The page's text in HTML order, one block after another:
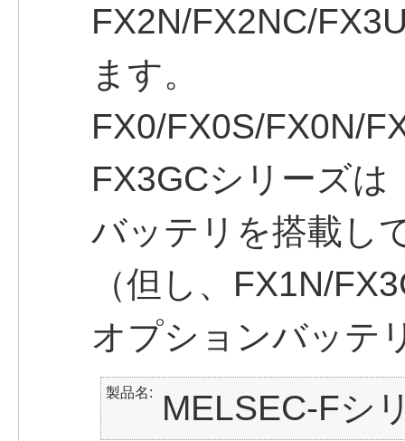
FX2N/FX2NC/
ます。
FX0/FX0S/FX0N/
FX3GCシリーズは
バッテリを搭載し
（但し、FX1N/
オプションバッテ
製品名 MELSEC-Fシ